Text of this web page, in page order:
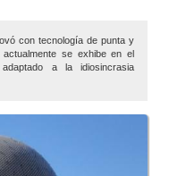
con tecnología de punta y
se exhibe en el
a la idiosincrasia